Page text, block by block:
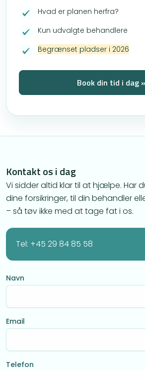
Hvad er planen herfra?
Kun udvalgte behandlere
Begrænset pladser i 2026
Book din tid i dag »
Kontakt os i dag
Vi sidder altid klar til at hjælpe. Har
dine forsikringer, til din behandler
– så tøv ikke med at tage fat i os.
Tel: +45 29 84 85 58
Navn
Email
Telefon